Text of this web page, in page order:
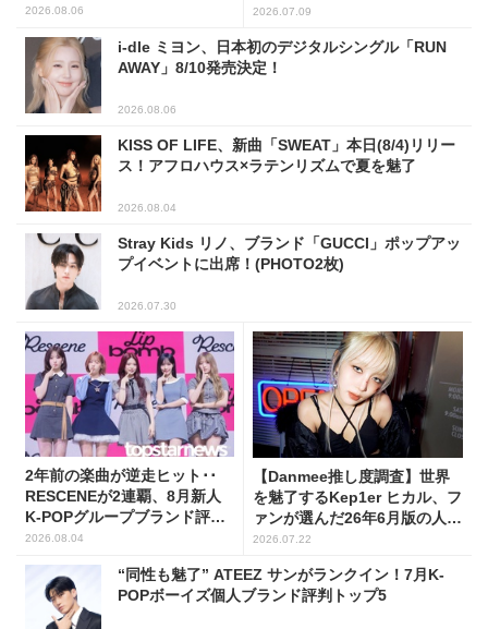
解禁！
2026.08.06 2026.07.09
i-dle ミヨン、日本初のデジタルシングル「RUN
AWAY」8/10発売決定！
2026.08.06
KISS OF LIFE、新曲「SWEAT」本日(8/4)リリー
ス！アフロハウス×ラテンリズムで夏を魅了
2026.08.04
Stray Kids リノ、ブランド「GUCCI」ポップアッ
プイベントに出席！(PHOTO2枚)
2026.07.30
2年前の楽曲が逆走ヒット･･
RESCENEが2連覇、8月新人
K-POPグループブランド評判
トップ5
2026.08.04
【Danmee推し度調査】世界
を魅了するKep1er ヒカル、フ
ァンが選んだ26年6月版の人気
No.1に！
2026.07.22
“同性も魅了” ATEEZ サンがランクイン！7月K-
POPボーイズ個人ブランド評判トップ5